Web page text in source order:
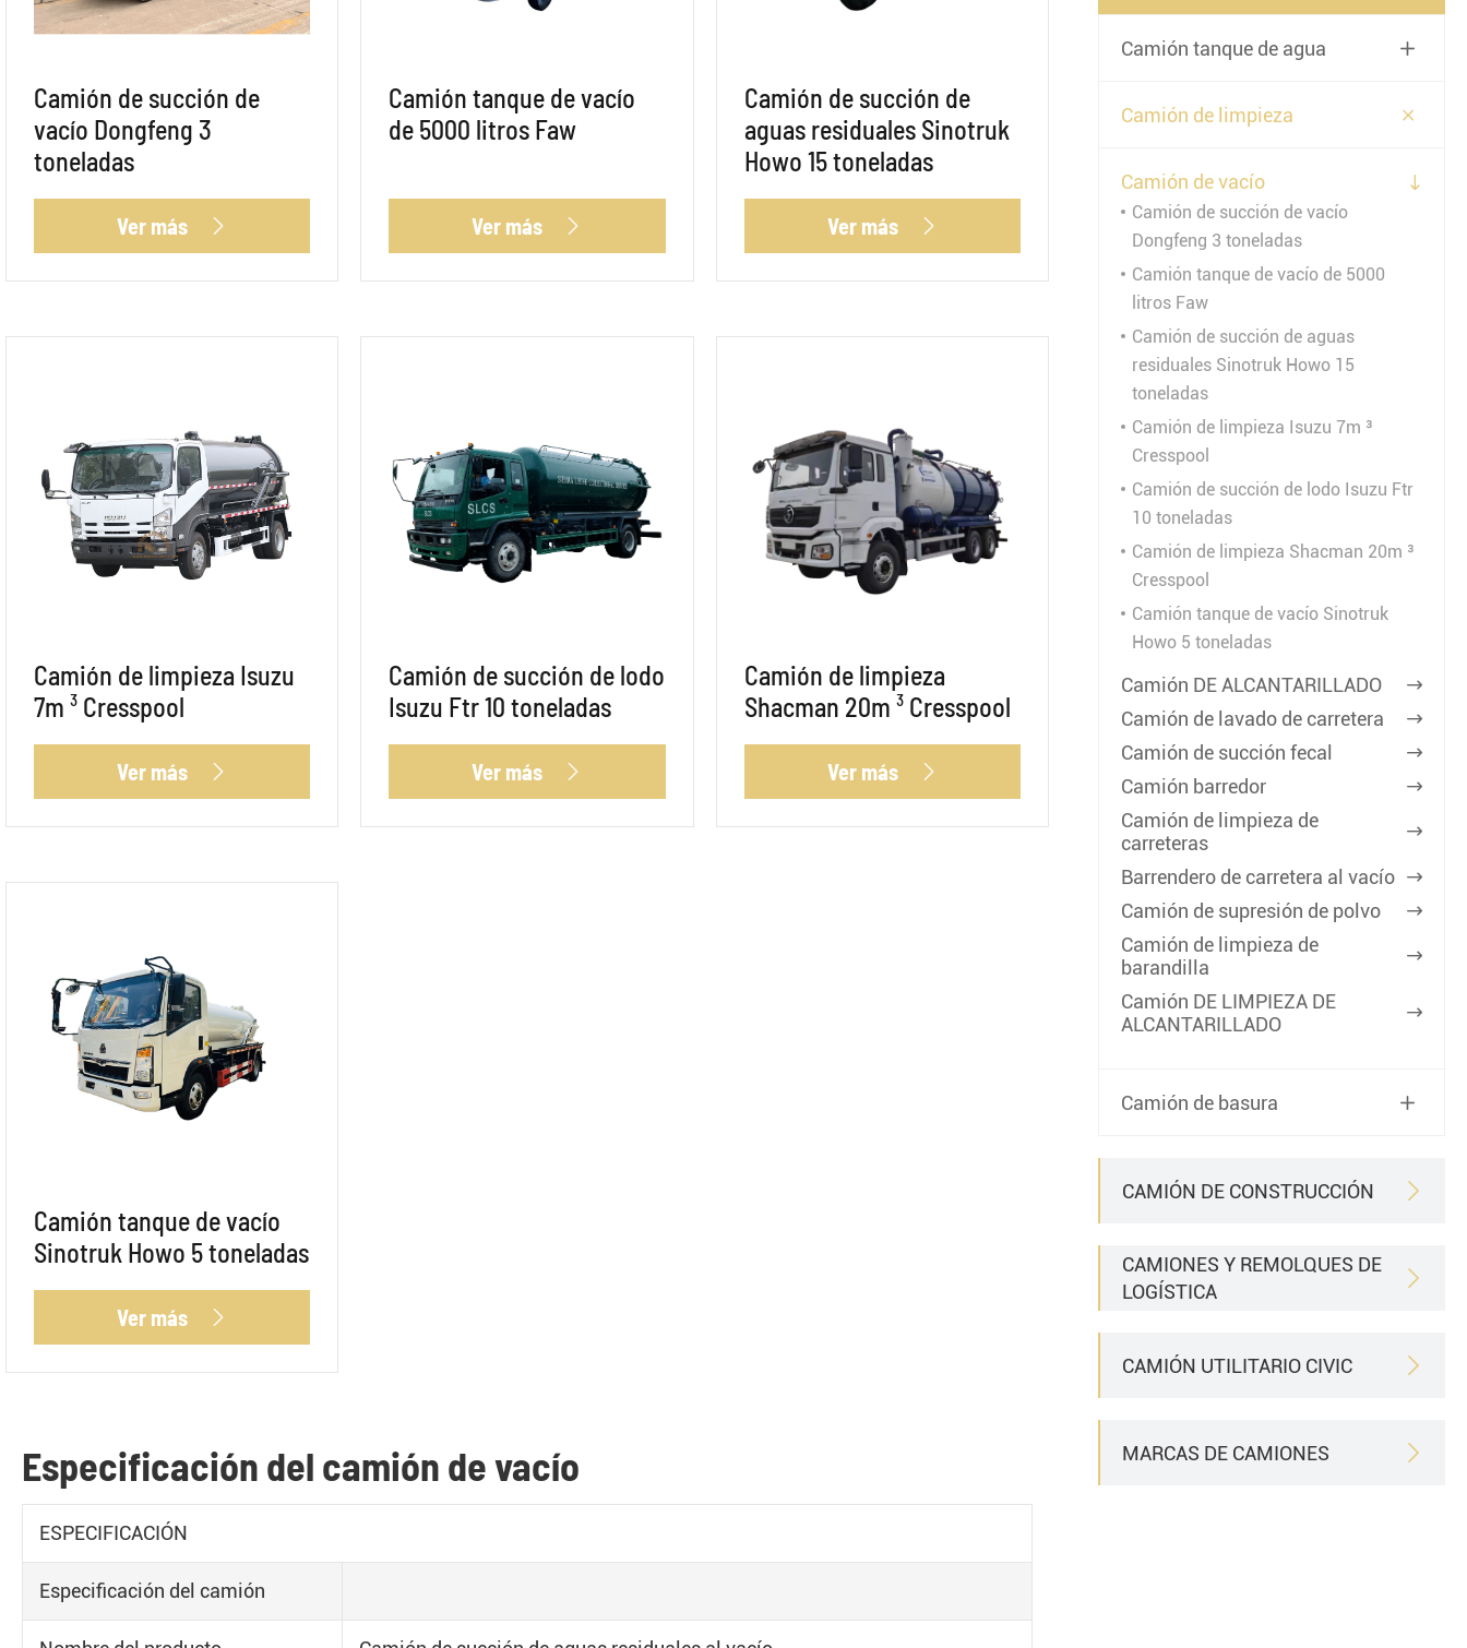
Camión de succión de
vacío Dongfeng 3
toneladas
Ver más 
Camión tanque de vacío
de 5000 litros Faw
Ver más 
Camión de succión de
aguas residuales Sinotruk
Howo 15 toneladas
Ver más 
Camión de limpieza Isuzu
7m ³ Cresspool
Ver más 
Camión de succión de lodo
Isuzu Ftr 10 toneladas
Ver más 
Camión de limpieza
Shacman 20m ³ Cresspool
Ver más 
Camión tanque de vacío
Sinotruk Howo 5 toneladas
Ver más 
Especificación del camión de vacío
ESPECIFICACIÓN
Especificación del camión
Camión tanque de agua 
Camión de limpieza 
Camión de vacío 
Camión de succión de vacío
Dongfeng 3 toneladas
Camión tanque de vacío de 5000
litros Faw
Camión de succión de aguas
residuales Sinotruk Howo 15
toneladas
Camión de limpieza Isuzu 7m ³
Cresspool
Camión de succión de lodo Isuzu Ftr
10 toneladas
Camión de limpieza Shacman 20m ³
Cresspool
Camión tanque de vacío Sinotruk
Howo 5 toneladas
Camión DE ALCANTARILLADO 
Camión de lavado de carretera 
Camión de succión fecal 
Camión barredor 
Camión de limpieza de
carreteras

Barrendero de carretera al vacío 
Camión de supresión de polvo 
Camión de limpieza de
barandilla

Camión DE LIMPIEZA DE
ALCANTARILLADO

Camión de basura 
CAMIÓN DE CONSTRUCCIÓN 
CAMIONES Y REMOLQUES DE
LOGÍSTICA

CAMIÓN UTILITARIO CIVIC 
MARCAS DE CAMIONES 